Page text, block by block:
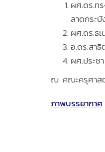
ผศ.ดร.ท
ลาดกระบั
ผศ.ดร.ธ
อ.ดร.สา
ผศ.ประ
ณ คณะครุศาสต
ภาพบรรยากาศ